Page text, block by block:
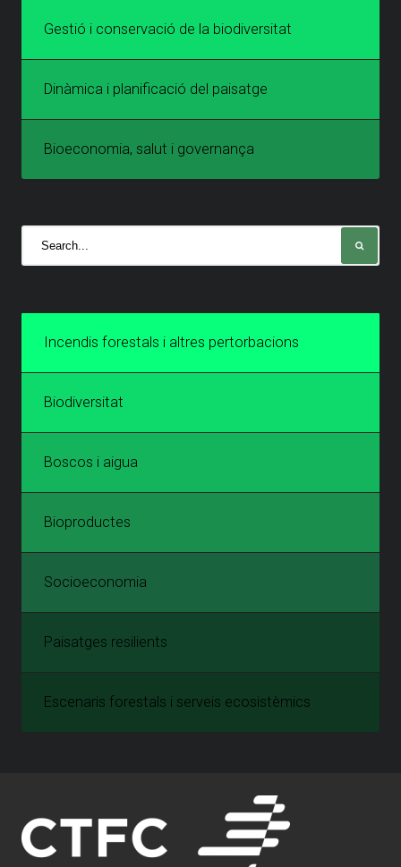
Gestió i conservació de la biodiversitat
Dinàmica i planificació del paisatge
Bioeconomia, salut i governança
Incendis forestals i altres pertorbacions
Biodiversitat
Boscos i aigua
Bioproductes
Socioeconomia
Paisatges resilients
Escenaris forestals i serveis ecosistèmics